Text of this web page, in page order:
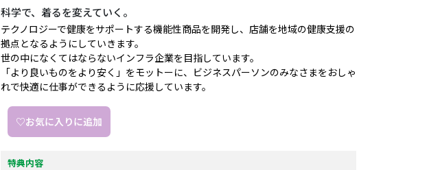
科学で、着るを変えていく。
テクノロジーで健康をサポートする機能性商品を開発し、店舗を地域の健康支援の
拠点となるようにしていきます。
世の中になくてはならないインフラ企業を目指しています。
「より良いものをより安く」をモットーに、ビジネスパーソンのみなさまをおしゃ
れで快適に仕事ができるように応援しています。
♡お気に入りに追加
特典内容